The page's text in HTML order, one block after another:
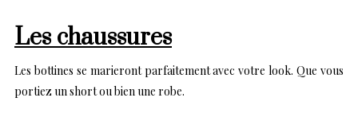
Les chaussures
Les bottines se marieront parfaitement avec votre look. Que vous
portiez un short ou bien une robe.